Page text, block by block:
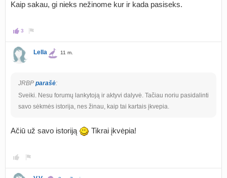
Kaip sakau, gi nieks nežinome kur ir kada pasiseks.
3
Lella 11 m.
JRBP parašė:
Sveiki. Nesu forumų lankytoją ir aktyvi dalyvė. Tačiau noriu pasidalinti
savo sėkmės istorija, nes žinau, kaip tai kartais įkvepia.
Ačiū už savo istoriją Tikrai įkvėpia!